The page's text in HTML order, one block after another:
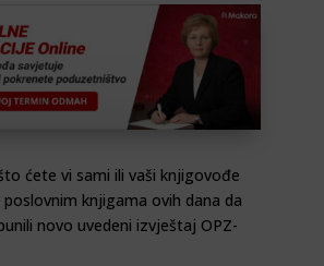
ćete vi sami ili vaši knjigovođe
knjigama ovih dana da
novo uvedeni izvještaj OPZ-